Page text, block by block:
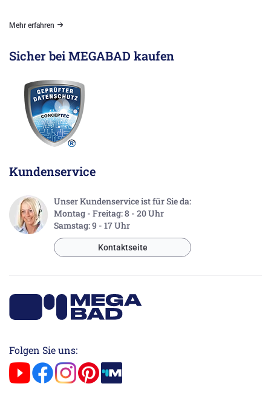
Mehr erfahren
Sicher bei MEGABAD kaufen
Kundenservice
Unser Kundenservice ist für Sie da:
Montag - Freitag: 8 - 20 Uhr
Samstag: 9 - 17 Uhr
Kontaktseite
Folgen Sie uns: